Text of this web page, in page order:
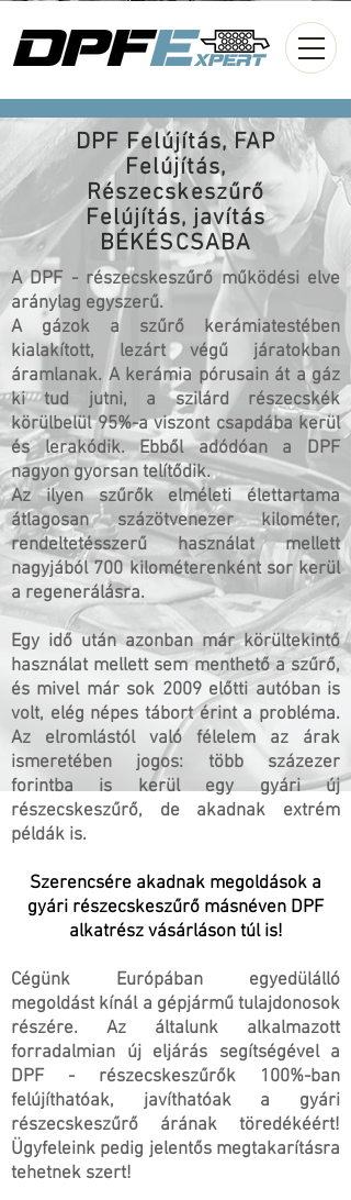
DPF Felújítás, FAP
Felújítás,
Részecskeszűrő
Felújítás, javítás
BÉKÉSCSABA
A DPF - részecskeszűrő működési elve
aránylag egyszerű.
A gázok a szűrő kerámiatestében
kialakított, lezárt végű járatokban
áramlanak. A kerámia pórusain át a gáz
ki tud jutni, a szilárd részecskék
körülbelül 95%-a viszont csapdába kerül
és lerakódik. Ebből adódóan a DPF
nagyon gyorsan telítődik.
Az ilyen szűrők elméleti élettartama
átlagosan százötvenezer kilométer,
rendeltetésszerű használat mellett
nagyjából 700 kilométerenként sor kerül
a regenerálásra.
Egy idő után azonban már körültekintő
használat mellett sem menthető a szűrő,
és mivel már sok 2009 előtti autóban is
volt, elég népes tábort érint a probléma.
Az elromlástól való félelem az árak
ismeretében jogos: több százezer
forintba is kerül egy gyári új
részecskeszűrő, de akadnak extrém
példák is.
Szerencsére akadnak megoldások a
gyári részecskeszűrő másnéven DPF
alkatrész vásárláson túl is!
Cégünk Európában egyedülálló
megoldást kínál a gépjármű tulajdonosok
részére. Az általunk alkalmazott
forradalmian új eljárás segítségével a
DPF - részecskeszűrők 100%-ban
felújíthatóak, javíthatóak a gyári
részecskeszűrő árának töredékéért!
Ügyfeleink pedig jelentős megtakarításra
tehetnek szert!